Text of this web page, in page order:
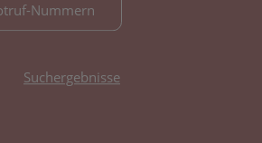
Nummern
Suchergebnisse